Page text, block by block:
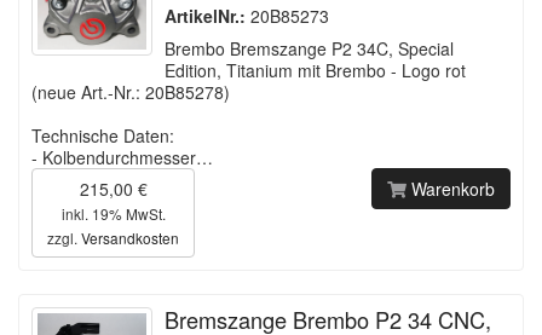
ArtikelNr.: 20B85273
Brembo Bremszange P2 34C, Special
Edition, Titanium mit Brembo - Logo rot
(neue Art.-Nr.: 20B85278)
Technische Daten:
- Kolbendurchmesser…
215,00 €
inkl. 19% MwSt.
zzgl. Versandkosten
Warenkorb
Bremszange Brembo P2 34 CNC,